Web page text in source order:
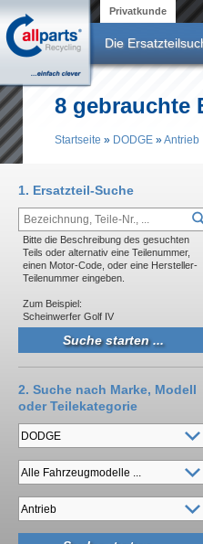
Privatkunde
Die
8 gebrauchte
Startseite » DODGE »Antrieb
1. Ersatzteil-Suche
Bitte die Beschreibung des gesuchten
Teils oder alternativ eine Teilenummer,
einen Motor-Code, oder eine Hersteller-
Teilenummer eingeben.
Zum Beispiel:
Scheinwerfer Golf IV
2. Suche nach Marke, Modell
oder Teilekategorie